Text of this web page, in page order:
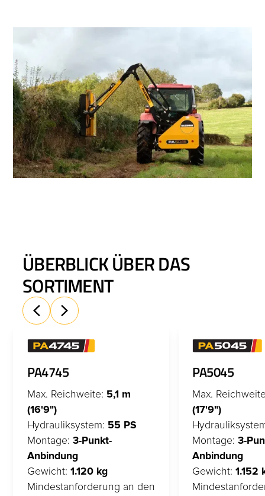
ÜBERBLICK ÜBER DAS
SORTIMENT
PA4745
Max. Reichweite: 5,1 m
(16'9")
Hydrauliksystem: 55 PS
Montage: 3-Punkt-
Anbindung
Gewicht: 1.120 kg
Mindestanforderung an den
PA5045
Max.
(17'9")
Montage:3-
Anbindung
Gewicht:1.152